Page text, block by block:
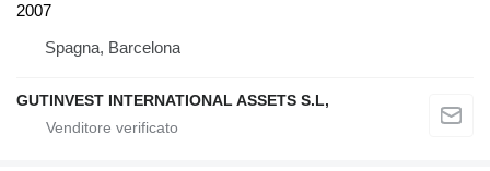
2007
Spagna, Barcelona
GUTINVEST INTERNATIONAL ASSETS S.L,